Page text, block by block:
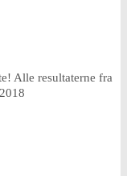
Alle resultaterne fra